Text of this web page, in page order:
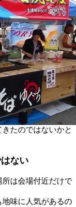
たのではないかと
ない
は会場付近だけで
味に人気があるの